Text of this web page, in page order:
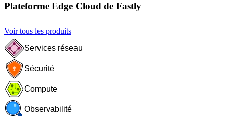
Plateforme Edge Cloud de Fastly
Voir tous les produits
Services réseau
Sécurité
Compute
Observabilité